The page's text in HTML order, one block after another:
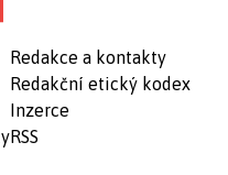
Redakce a kontakty
Redakční etický kodex
Inzerce
RSS